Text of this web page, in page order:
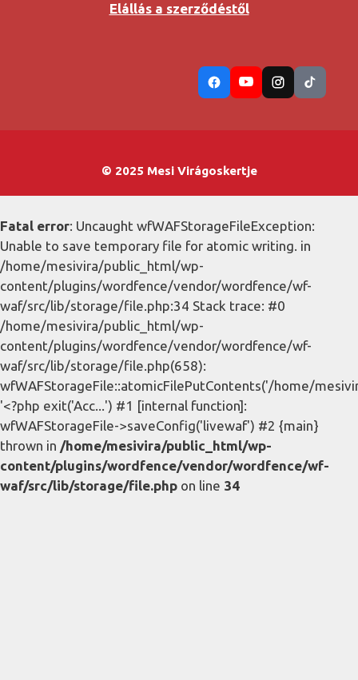
Elállás a szerződéstől
© 2025 Mesi Virágoskertje
Fatal error: Uncaught wfWAFStorageFileException:
Unable to save temporary file for atomic writing. in
/home/mesivira/public_html/wp-
content/plugins/wordfence/vendor/wordfence/wf-
waf/src/lib/storage/file.php:34 Stack trace: #0
/home/mesivira/public_html/wp-
content/plugins/wordfence/vendor/wordfence/wf-
waf/src/lib/storage/file.php(658):
wfWAFStorageFile::atomicFilePutContents('/home/
'<?php exit('Acc...') #1 [internal function]:
wfWAFStorageFile->saveConfig('livewaf') #2 {main}
thrown in /home/mesivira/public_html/wp-
content/plugins/wordfence/vendor/wordfence/wf-
waf/src/lib/storage/file.php on line 34